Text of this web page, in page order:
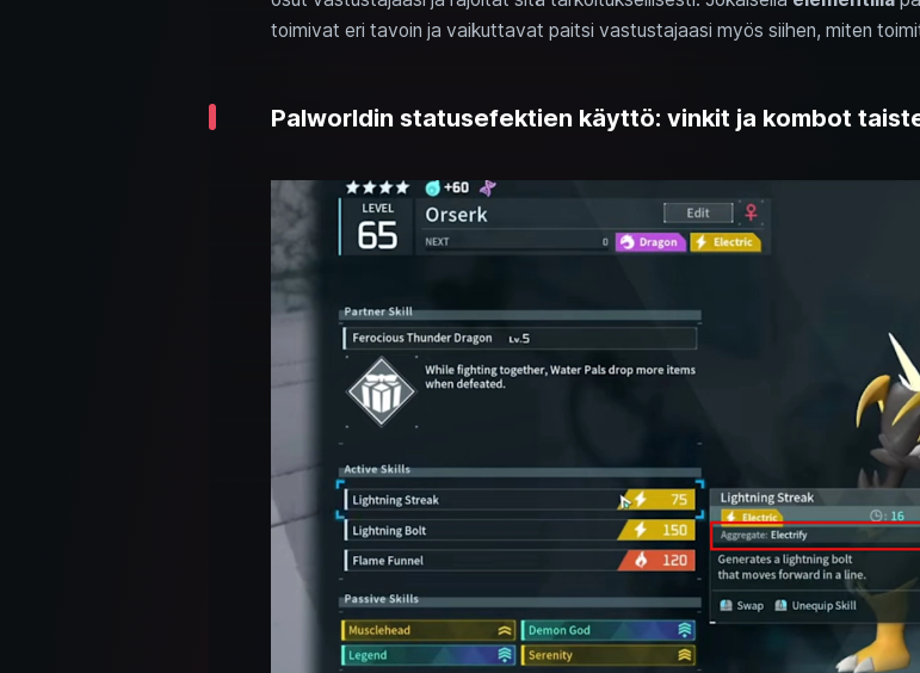
toimivat eri tavoin ja vaikuttavat paitsi vastustajaasi myös siihen, miten
Palworldin statusefektien käyttö: vinkit ja kombot